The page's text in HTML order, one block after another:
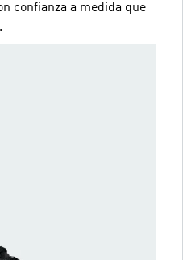
confianza a medida que